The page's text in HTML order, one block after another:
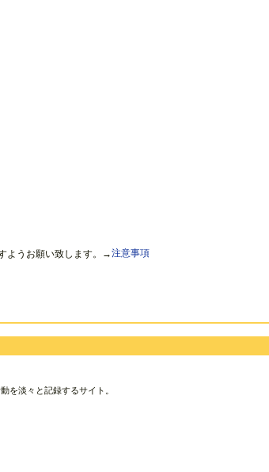
ようお願い致します。→注意事項
を淡々と記録するサイト。